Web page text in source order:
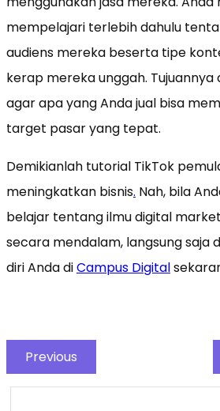
mempelajari terlebih dahulu
audiens mereka beserta tipe
kerap mereka unggah. Tujuannya
agar apa yang Anda jual bisa
target pasar yang tepat.
Demikianlah tutorial TikTok
meningkatkan bisnis. Nah, bila
belajar tentang ilmu digital
secara mendalam, langsung saja
diri Anda diCampus Digital
Previous